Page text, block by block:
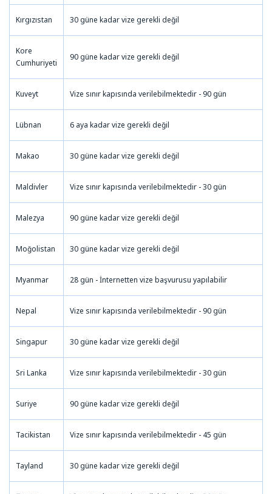
Kırgızıstan 30 güne kadar vize gerekli değil
Kore
Cumhuriyeti
90 güne kadar vize gerekli değil
Kuveyt Vize sınır kapısında verilebilmektedir - 90 gün
Lübnan 6 aya kadar vize gerekli değil
Makao 30 güne kadar vize gerekli değil
Maldivler Vize sınır kapısında verilebilmektedir - 30 gün
Malezya 90 güne kadar vize gerekli değil
Moğolistan 30 güne kadar vize gerekli değil
Myanmar 28 gün - İnternetten vize başvurusu yapılabilir
Nepal Vize sınır kapısında verilebilmektedir - 90 gün
Singapur 30 güne kadar vize gerekli değil
Sri Lanka Vize sınır kapısında verilebilmektedir - 30 gün
Suriye 90 güne kadar vize gerekli değil
Tacikistan Vize sınır kapısında verilebilmektedir - 45 gün
Tayland 30 güne kadar vize gerekli değil